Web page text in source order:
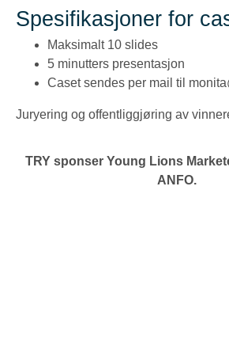
Spesifikasjoner for
Maksimalt 10 slides
5 minutters presentasjon
Caset sendes per mail til
Juryering og offentliggjøring av
TRY sponser Young Lions
ANFO.